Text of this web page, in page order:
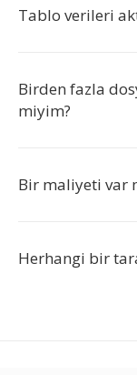
Tablo verileri
Birden fazla
miyim?
Bir maliyeti var
Herhangi bir